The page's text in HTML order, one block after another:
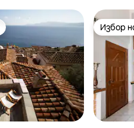
Избор
Избор